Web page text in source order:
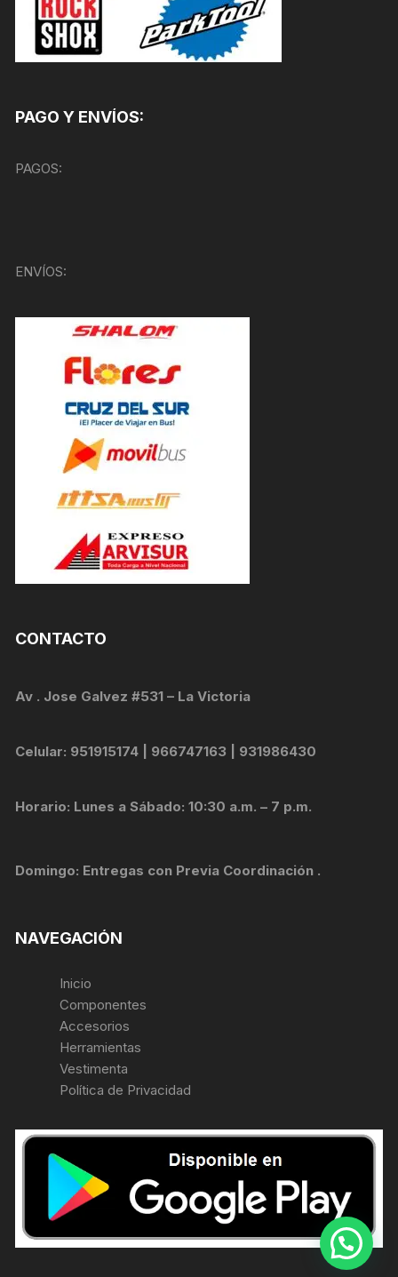
PAGO Y ENVÍOS:
PAGOS:
ENVÍOS:
CONTACTO
Av . Jose Galvez #531 – La Victoria
Celular: 951915174 | 966747163 | 931986430
Horario: Lunes a Sábado: 10:30 a.m. – 7 p.m.
Domingo: Entregas con Previa Coordinación .
NAVEGACIÓN
Inicio
Componentes
Accesorios
Herramientas
Vestimenta
Política de Privacidad